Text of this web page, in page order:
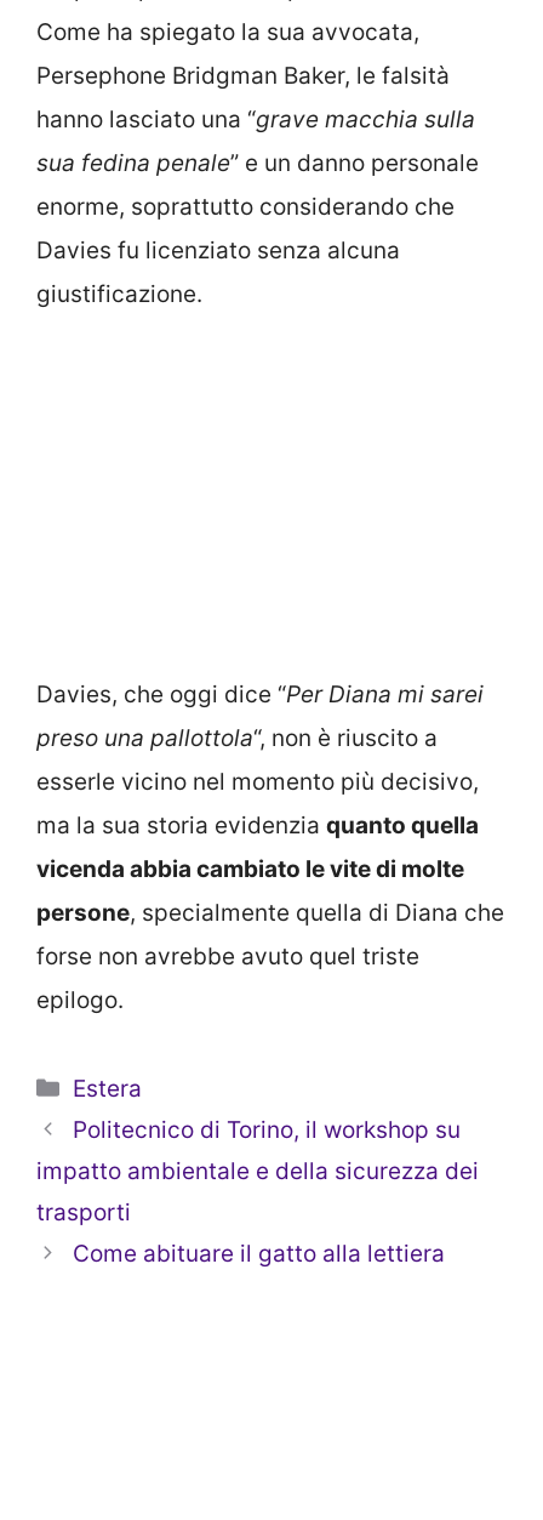
Come ha spiegato la sua avvocata,
Persephone Bridgman Baker, le falsità
hanno lasciato una “grave macchia sulla
sua fedina penale” e un danno personale
enorme, soprattutto considerando che
Davies fu licenziato senza alcuna
giustificazione.
Davies, che oggi dice “Per Diana mi sarei
preso una pallottola“, non è riuscito a
esserle vicino nel momento più decisivo,
ma la sua storia evidenzia quanto quella
vicenda abbia cambiato le vite di molte
persone, specialmente quella di Diana che
forse non avrebbe avuto quel triste
epilogo.
Categorie
Estera
Politecnico di Torino, il workshop su
impatto ambientale e della sicurezza dei
trasporti
Come abituare il gatto alla lettiera